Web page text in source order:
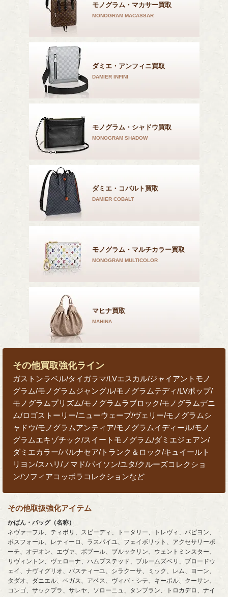
モノグラム・マカサー買取
MONOGRAM MACASSAR
ダミエ・アンフィニ買取
DAMIER INFINI
モノグラム・シャドウ買取
MONOGRAM SHADOW
ダミエ・コバルト買取
DAMIER COBALT
モノグラム・マルチカラー買取
MONOGRAM MULTICOLOR
マヒナ買取
MAHINA
その他買取強化ライン
ガストンラベル/タイガラマ/LVエスカル/ジャイアントモノ
グラム/モノグラムジャングル/モノグラムテディ/LVポップ/
モノグラムプリズム/モノグラムラブロック/モノグラムデニ
ム/ロゴストーリー/ニューウェーブ/ヴェリー/モノグラムシ
ャドウ/モノグラムアンティア/モノグラムイディール/モノ
グラムエキゾチック/スイートモノグラム/ダミエジェアン/
ダミエカラー/パルナセア/トランク＆ロック/キュイールト
リヨン/スハリ/ノマド/パイソン/ユタ/クルーズコレクショ
ン/ソフィアコッポラコレクションなど
その他取扱強化アイテム
かばん・バッグ（名称）
ネヴァーフル、ティボリ、スピーディ、トータリー、トレヴィ、パピヨン、
ボスフォール、レティーロ、ラスパイユ、フェイボリット、アクセサリーポ
ーチ、オデオン、エヴァ、ボブール、ブルックリン、ウェントミンスター、
リヴィントン、ヴェローナ、ハムプステッド、ブルームズベリ、ブロードウ
ェイ、ナヴィグリオ、バスティーユ、シラクーサ、ミック、レム、ヨーン、
タダオ、ダニエル、ベガス、アベス、ヴィバ・シテ、キーポル、クーサン、
コンゴ、サックプラ、サレヤ、ソローニュ、タンブラン、トロカデロ、ナイ